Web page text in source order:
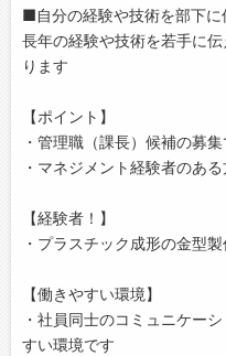
■自分の経験や技術を部下
長年の経験や技術を若手に
ります
【ポイント】
・管理職（課長）候補の募集
・マネジメント経験者のあ
【経験者！】
・プラスチック成形の金型
【働きやすい環境】
・社員同士のコミュニケー
すい環境です